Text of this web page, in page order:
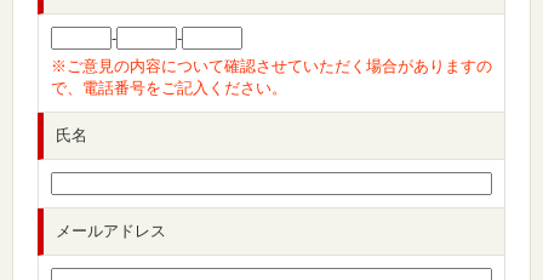
-
-
※ご意見の内容について確認させていただく場合がありますの
で、電話番号をご記入ください。
氏名
メールアドレス